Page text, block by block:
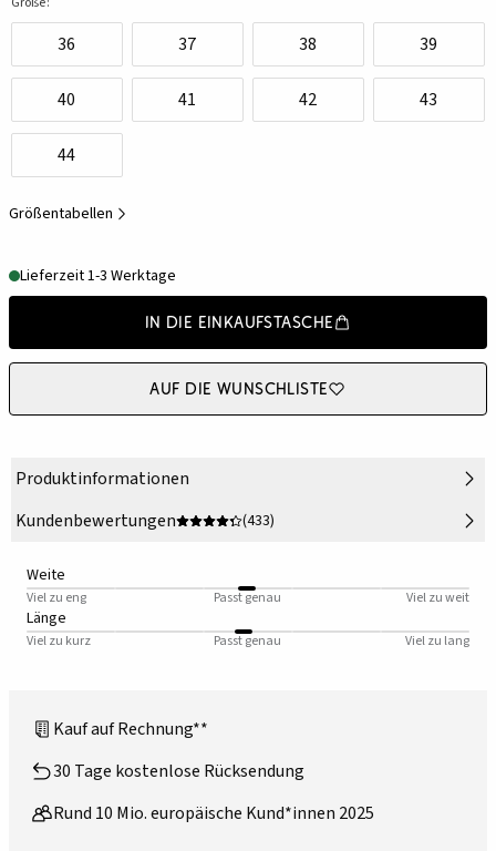
36 37 38 39
40 41 42 43
44
Größentabellen
Lieferzeit 1-3 Werktage
In die Einkaufstasche
Auf die Wunschliste
Produktinformationen
Kundenbewertungen
(433)
Weite
Viel zu eng Passt genau Viel zu weit
Länge
Viel zu kurz Passt genau Viel zu lang
Kauf auf Rechnung**
30 Tage kostenlose Rücksendung
Rund 10 Mio. europäische Kund*innen 2025